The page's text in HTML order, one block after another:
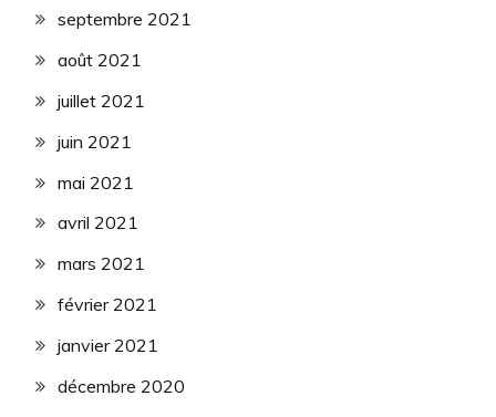
septembre 2021
août 2021
juillet 2021
juin 2021
mai 2021
avril 2021
mars 2021
février 2021
janvier 2021
décembre 2020